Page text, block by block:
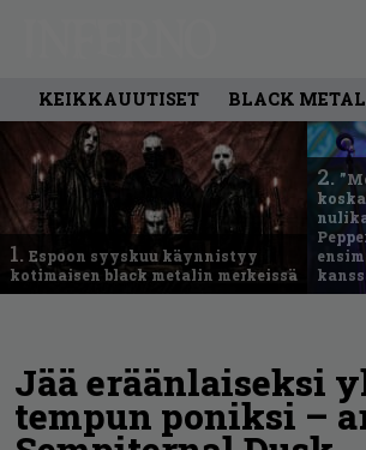
KEIKKAUUTISET BLACK METAL
1. Espoon syyskuu käynnistyy
kotimaisen black metalin merkeissä
2.
Jää eräänlaiseksi
tempun poniksi –